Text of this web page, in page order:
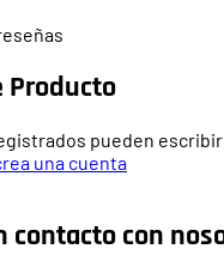
Producto
pueden
una cuenta
contacto con